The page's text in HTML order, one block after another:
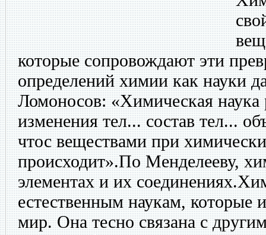
которые сопровождают эти
определений химии как науки
Ломоносов: «Химическая наука
изменения тел... состав тел...
чтос веществами при
происходит».По Менделееву,
элементах и их
естественным наукам,
мир. Она тесно связана с